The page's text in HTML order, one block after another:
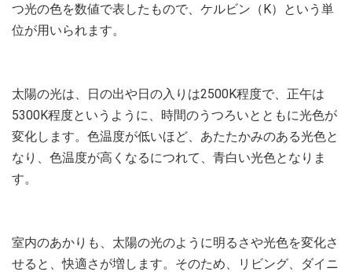
つ光の色を数値で表したもので、ケルビン（K）という単
位が用いられます。
太陽の光は、日の出や日の入りは2500K程度で、正午は
5300K程度というように、時間のうつろいとともに光色が
変化します。色温度が低いほど、あたたかみのある光色と
なり、色温度が高くなるにつれて、青白い光色となりま
す。
室内のあかりも、太陽の光のように明るさや光色を変化さ
せると、快適さが増します。そのため、リビング、ダイニ